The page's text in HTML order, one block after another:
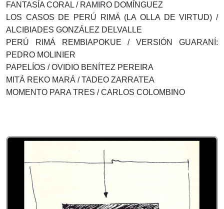
FANTASÍA CORAL / RAMIRO DOMÍNGUEZ
LOS CASOS DE PERÚ RIMÁ (LA OLLA DE VIRTUD) /
ALCIBIADES GONZÁLEZ DELVALLE
PERÚ RIMÁ REMBIAPOKUE / VERSIÓN GUARANÍ:
PEDRO MOLINIER
PAPELÍOS / OVIDIO BENÍTEZ PEREIRA
MITÁ REKO MARÁ / TADEO ZARRATEA
MOMENTO PARA TRES / CARLOS COLOMBINO